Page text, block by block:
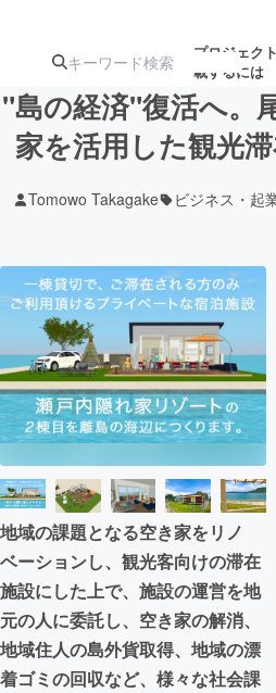
プロジェク
載するには
ジェクト
ターン
ジェクト
アート・写真
テクノロジー・ガジェッ
映像・映画
ビジネス・起業
まちづくり・地域活性化
CAMPFIRE for Social Good
CAMPFIREふるさと納税
"島の経済"復活へ。
家を活用した観光
Tomowo Takagake ビジネス・起
地域の課題となる空き家をリノ
ベーションし、観光客向けの滞在
施設にした上で、施設の運営を地
元の人に委託し、空き家の解消、
地域住人の島外貨取得、地域の漂
着ゴミの回収など、様々な社会課